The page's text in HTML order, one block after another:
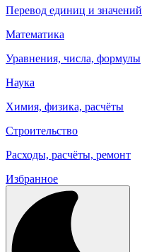
Перевод единиц и значений
Математика
Уравнения, числа, формулы
Наука
Химия, физика, расчёты
Строительство
Расходы, расчёты, ремонт
Избранное